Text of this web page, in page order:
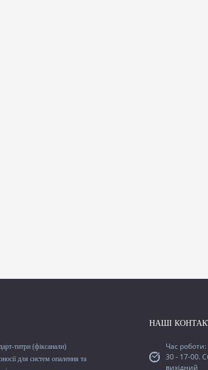
титри (фіксанали)
для систем опалення та
НАШІ
Час
30 - 17-00.
вихідний